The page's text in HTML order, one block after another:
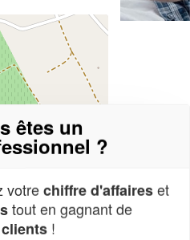
êtes un
?
votrechiffre d'affaireset
tout en gagnant de
!